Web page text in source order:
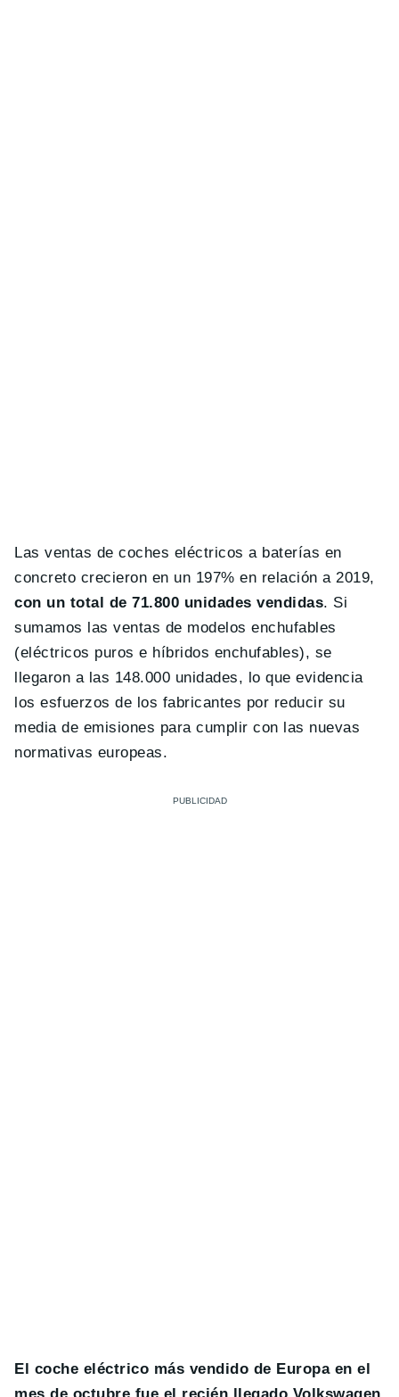
Las ventas de coches eléctricos a baterías en
concreto crecieron en un 197% en relación a 2019,
con un total de 71.800 unidades vendidas. Si
sumamos las ventas de modelos enchufables
(eléctricos puros e híbridos enchufables), se
llegaron a las 148.000 unidades, lo que evidencia
los esfuerzos de los fabricantes por reducir su
media de emisiones para cumplir con las nuevas
normativas europeas.
El coche eléctrico más vendido de Europa en el